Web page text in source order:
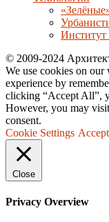
© 2009-2024
We use cookies on
experience by
clicking “Accept All”,
However, you may
consent.
Cookie Settings
Close
Privacy Overview